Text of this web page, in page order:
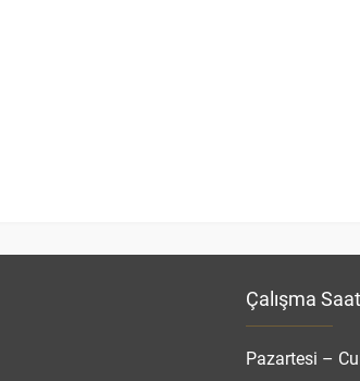
Çalışma
Pazartesi –